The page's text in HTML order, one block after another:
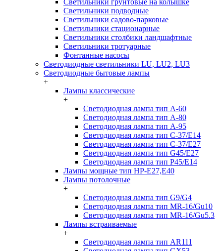
Светильники подводные
Светильники садово-парковые
Светильники стационарные
Светильники столбики ландшафтные
Светильники тротуарные
Фонтанные насосы
Светодиодные светильники LU, LU2, LU3
Светодиодные бытовые лампы
+
Лампы классические
+
Светодиодная лампа тип A-60
Светодиодная лампа тип A-80
Светодиодная лампа тип A-95
Светодиодная лампа тип C-37/Е14
Светодиодная лампа тип C-37/Е27
Светодиодная лампа тип G45/E27
Светодиодная лампа тип P45/E14
Лампы мощные тип HP-E27,E40
Лампы потолочные
+
Светодиодная лампа тип G9/G4
Светодиодная лампа тип MR-16/Gu10
Светодиодная лампа тип MR-16/Gu5.3
Лампы встраиваемые
+
Светодиодная лампа тип AR111